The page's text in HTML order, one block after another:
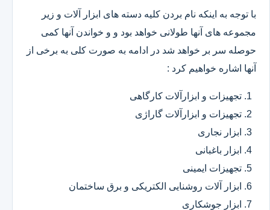
با توجه به اینکه نام بردن کلیه دسته های ابزار آلات و زیر
مجموعه های آنها طولانی خواهد بود و و خواندن آنها کمی
حوصله سر بر خواهد شد در ادامه به صورت کلی به برخی از
آنها اشاره خواهیم کرد :
تجهیزات و ابزارآلات کارگاهی
تجهیزات و ابزارآلات گاراژی
ابزار نجاری
ابزار باغبانی
تجهیزات ایمینی
ابزار آلات روشنایی الکتریکی و برق ساختمان
ابزار جوشکاری